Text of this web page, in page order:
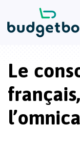
Le